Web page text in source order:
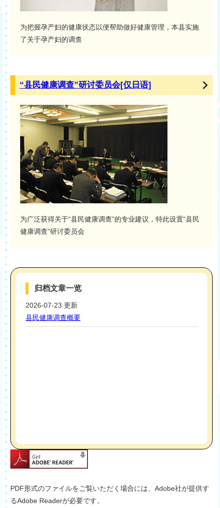
为把握孕产妇的健康状态以便帮助做好健康管理，本县实施
了关于孕产妇的调查
“县民健康调查”研讨委员会[仅日语]
为广泛获得关于“县民健康调查”的专业建议，特此设置“县民
健康调查”研讨委员会
PDF形式のファイルをご覧いただく場合には、Adobe社が提供す
るAdobe Readerが必要です。